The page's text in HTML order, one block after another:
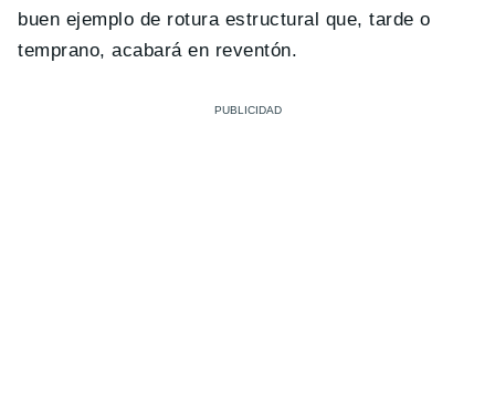
buen ejemplo de rotura estructural que, tarde o
temprano, acabará en reventón.